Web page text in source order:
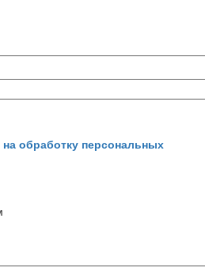
обработку персональных